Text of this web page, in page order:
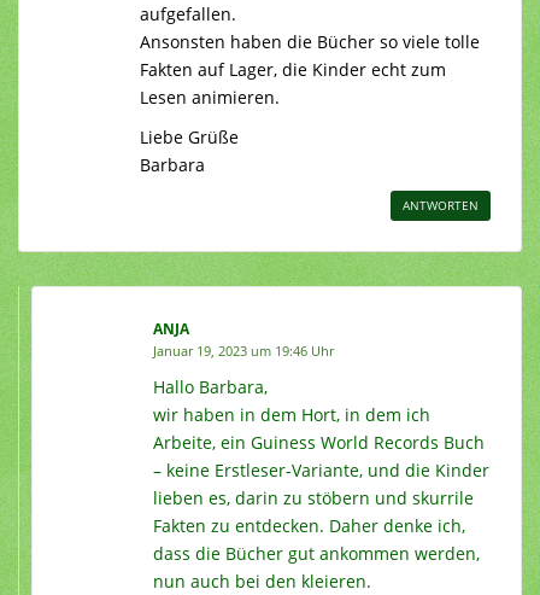
aufgefallen.
Ansonsten haben die Bücher so viele tolle
Fakten auf Lager, die Kinder echt zum
Lesen animieren.
Liebe Grüße
Barbara
ANTWORTEN
ANJA
Januar 19, 2023 um 19:46 Uhr
Hallo Barbara,
wir haben in dem Hort, in dem ich
Arbeite, ein Guiness World Records Buch
– keine Erstleser-Variante, und die Kinder
lieben es, darin zu stöbern und skurrile
Fakten zu entdecken. Daher denke ich,
dass die Bücher gut ankommen werden,
nun auch bei den kleieren.